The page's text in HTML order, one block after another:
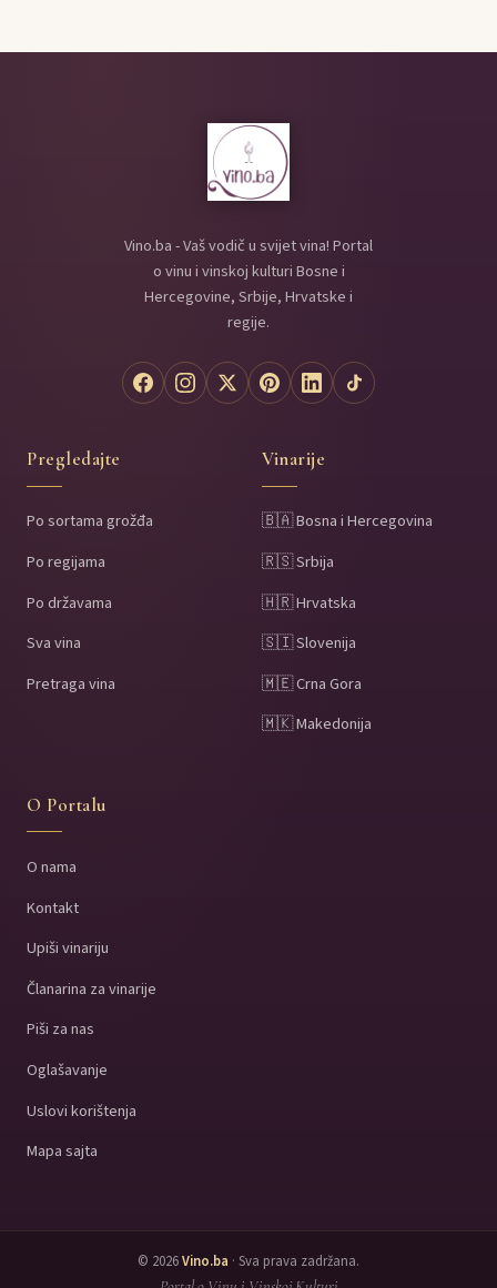
Vino.ba - Vaš vodič u svijet vina! Portal
o vinu i vinskoj kulturi Bosne i
Hercegovine, Srbije, Hrvatske i
regije.
Pregledajte
Po sortama grožđa
Po regijama
Po državama
Sva vina
Pretraga vina
Vinarije
🇧🇦 Bosna i Hercegovina
🇷🇸 Srbija
🇭🇷 Hrvatska
🇸🇮 Slovenija
🇲🇪 Crna Gora
🇲🇰 Makedonija
O Portalu
O nama
Kontakt
Upiši vinariju
Članarina za vinarije
Piši za nas
Oglašavanje
Uslovi korištenja
Mapa sajta
© 2026Vino.ba · Sva prava zadržana.